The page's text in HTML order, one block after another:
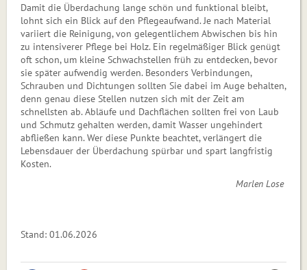
Damit die Überdachung lange schön und funktional bleibt,
lohnt sich ein Blick auf den Pflegeaufwand. Je nach Material
variiert die Reinigung, von gelegentlichem Abwischen bis hin
zu intensiverer Pflege bei Holz. Ein regelmäßiger Blick genügt
oft schon, um kleine Schwachstellen früh zu entdecken, bevor
sie später aufwendig werden. Besonders Verbindungen,
Schrauben und Dichtungen sollten Sie dabei im Auge behalten,
denn genau diese Stellen nutzen sich mit der Zeit am
schnellsten ab. Abläufe und Dachflächen sollten frei von Laub
und Schmutz gehalten werden, damit Wasser ungehindert
abfließen kann. Wer diese Punkte beachtet, verlängert die
Lebensdauer der Überdachung spürbar und spart langfristig
Kosten.
Marlen Lose
Stand: 01.06.2026